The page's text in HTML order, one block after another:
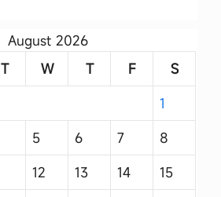
August 2026
T W T F
S
1
5 6 7
8
12 13 14 15